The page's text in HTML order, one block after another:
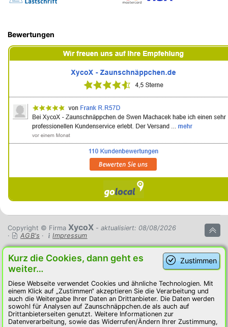
Bewertungen
Copyright © Firma XycoX - aktualisiert: 08/08/2026
·
AGB's · Impressum
Zustimmen
Kurz die Cookies, dann geht es
weiter…
Diese Webseite verwendet Cookies und ähnliche Technologien. Mit
einem Klick auf „Zustimmen“ akzeptieren Sie die Verarbeitung und
auch die Weitergabe Ihrer Daten an Drittanbieter. Die Daten werden
sowohl für Analysen auf Zaunschnäppchen.de als auch auf
Drittanbieterseiten genutzt. Weitere Informationen zur
Datenverarbeitung, sowie das Widerrufen/Ändern Ihrer Zustimmung,